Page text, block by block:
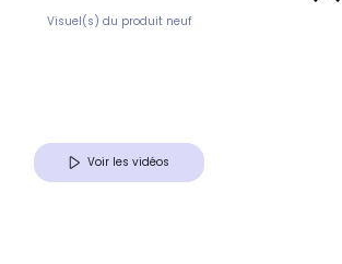
Visuel(s) du produit neuf
Voir les vidéos